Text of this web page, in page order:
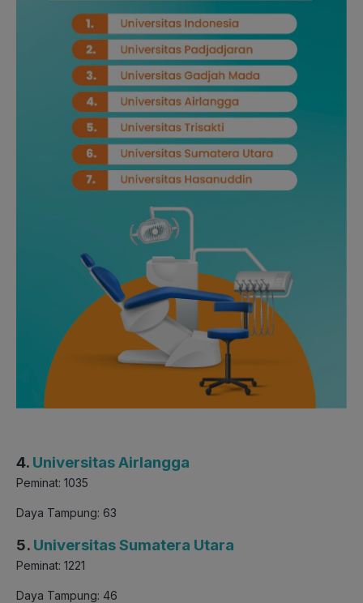
4. Universitas Airlangga
Peminat: 1035
Daya Tampung: 63
5. Universitas Sumatera Utara
Peminat: 1221
Daya Tampung: 46